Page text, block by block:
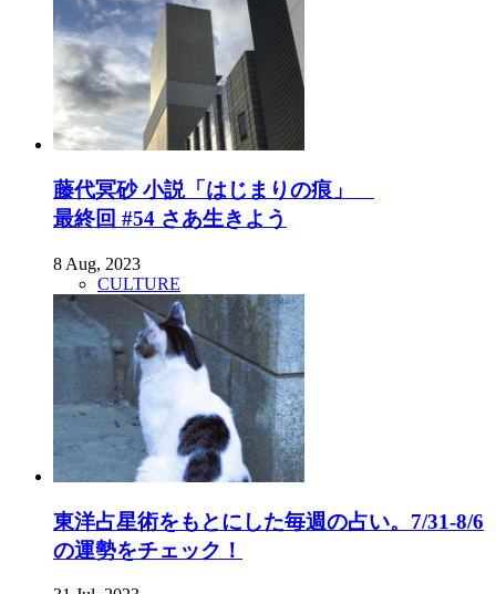
藤代冥砂 小説「はじまりの痕」
最終回 #54 さあ生きよう
8 Aug, 2023
CULTURE
東洋占星術をもとにした毎週の占い。7/31-8/6
の運勢をチェック！